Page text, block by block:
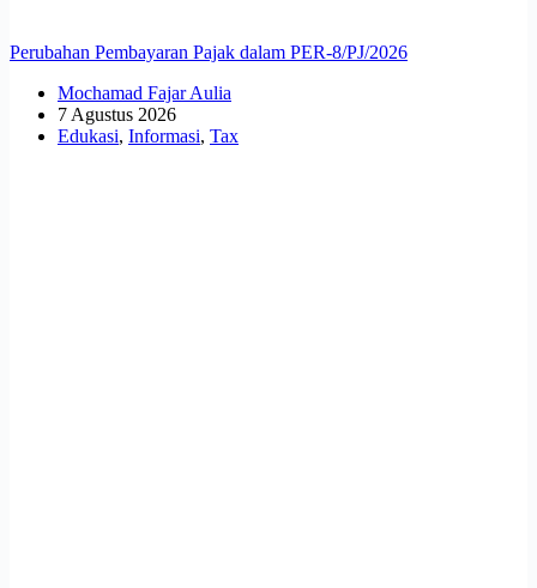
Perubahan Pembayaran Pajak dalam PER-8/PJ/2026
Mochamad Fajar Aulia
7 Agustus 2026
Edukasi, Informasi, Tax